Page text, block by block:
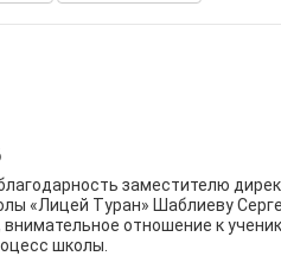
заместителю
«Лицей Туран» Шаблиеву
отношение к
школы.